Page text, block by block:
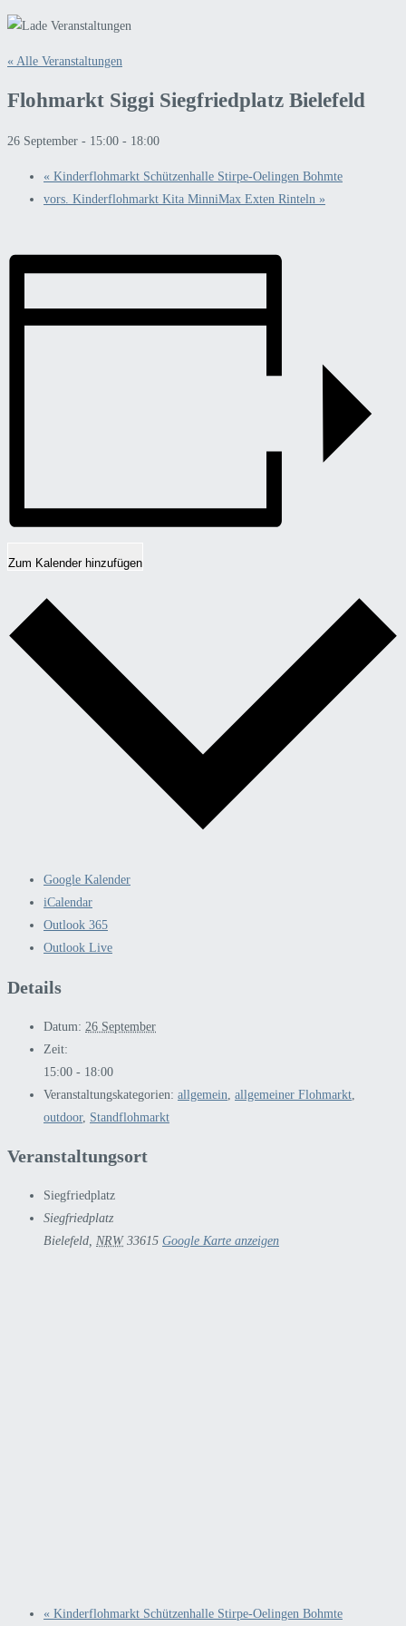
« Alle Veranstaltungen
Flohmarkt Siggi Siegfriedplatz Bielefeld
26 September - 15:00 - 18:00
« Kinderflohmarkt Schützenhalle Stirpe-Oelingen Bohmte
vors. Kinderflohmarkt Kita MinniMax Exten Rinteln »
Zum Kalender hinzufügen
Google Kalender
iCalendar
Outlook 365
Outlook Live
Details
Datum: 26 September
Zeit:
15:00 - 18:00
Veranstaltungskategorien: allgemein allgemeiner Flohmarkt
outdoor, Standflohmarkt
Veranstaltungsort
Siegfriedplatz
Siegfriedplatz
Bielefeld NRW 33615 Google Karte anzeigen
« Kinderflohmarkt Schützenhalle Stirpe-Oelingen Bohmte